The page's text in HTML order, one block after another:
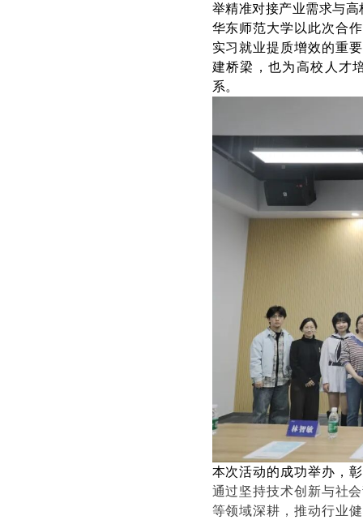
举精准对接产业需求与
华东师范大学以此次合
实习就业提质增效的重
建桥梁，也为高校人才
系。
本次活动的成功举办，
通过坚持技术创新与社
等领域深耕 ，推动行业